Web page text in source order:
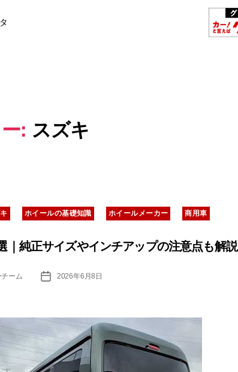
: スズキ
カ
リ
ー
ホイールの基礎知識 ホイールメーカー 商用車
｜純正サイズやインチアップの注意点も解説
ーム
投
2026年6月8日